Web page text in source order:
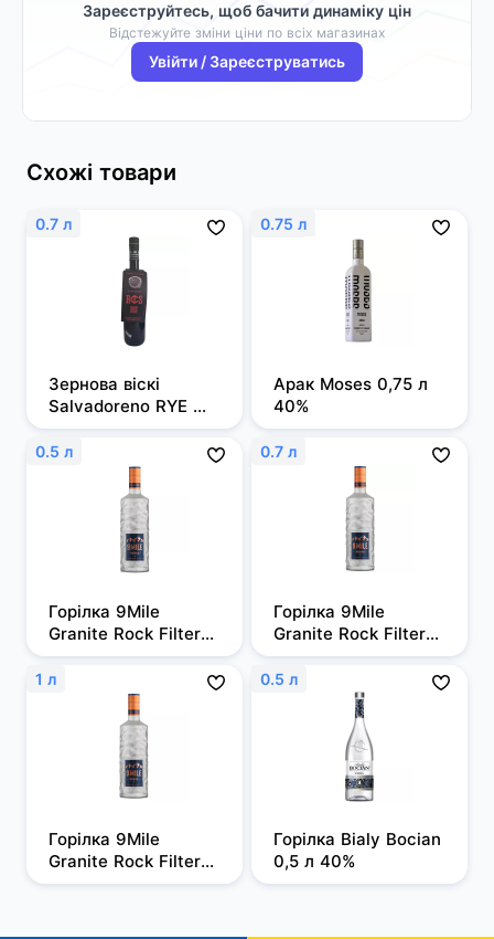
Зареєструйтесь, щоб бачити динаміку цін
Відстежуйте зміни ціни по всіх магазинах
Увійти / Зареєструватись
Схожі товари
0.7 л
Зернова віскі
Salvadoreno RYE
0,7л 50%
0.75 л
Арак Moses 0,75 л
40%
0.5 л
Горілка 9Mile
Granite Rock Filtered
0,5л, 37,5%
0.7 л
Горілка 9Mile
Granite Rock Filtered
0,7 л, 37,5%
1 л
Горілка 9Mile
Granite Rock Filtered
1 л, 37,5%
0.5 л
Горілка Bialy Bocian
0,5 л 40%